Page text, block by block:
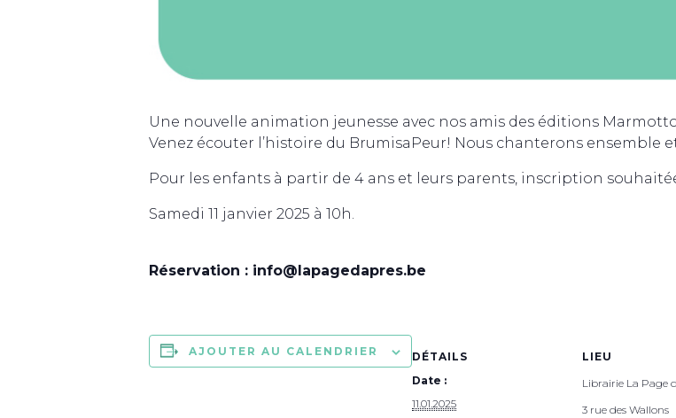
Une nouvelle animation jeunesse avec nos amis des éditions
Venez écouter l’histoire du BrumisaPeur! Nous chanterons ensemble
Pour les enfants à partir de 4 ans et leurs parents, inscription
Samedi 11 janvier 2025 à 10h.
Réservation : info@lapagedapres.be
AJOUTER AU CALENDRIER
DÉTAILS
Date :
11.01.2025
LIEU
Librairie La Page
3 rue des Wallons